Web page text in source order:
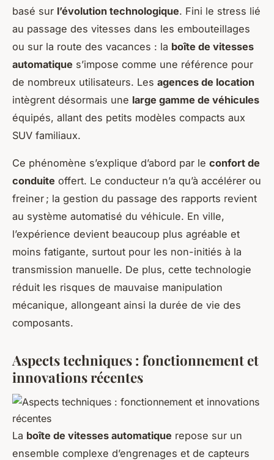
basé sur l’évolution technologique. Fini le stress lié
au passage des vitesses dans les embouteillages
ou sur la route des vacances : la boîte de vitesses
automatique s’impose comme une référence pour
de nombreux utilisateurs. Les agences de location
intègrent désormais une large gamme de véhicules
équipés, allant des petits modèles compacts aux
SUV familiaux.
Ce phénomène s’explique d’abord par le confort de
conduite offert. Le conducteur n’a qu’à accélérer ou
freiner ; la gestion du passage des rapports revient
au système automatisé du véhicule. En ville,
l’expérience devient beaucoup plus agréable et
moins fatigante, surtout pour les non-initiés à la
transmission manuelle. De plus, cette technologie
réduit les risques de mauvaise manipulation
mécanique, allongeant ainsi la durée de vie des
composants.
Aspects techniques : fonctionnement et
innovations récentes
La boîte de vitesses automatique repose sur un
ensemble complexe d’engrenages et de capteurs